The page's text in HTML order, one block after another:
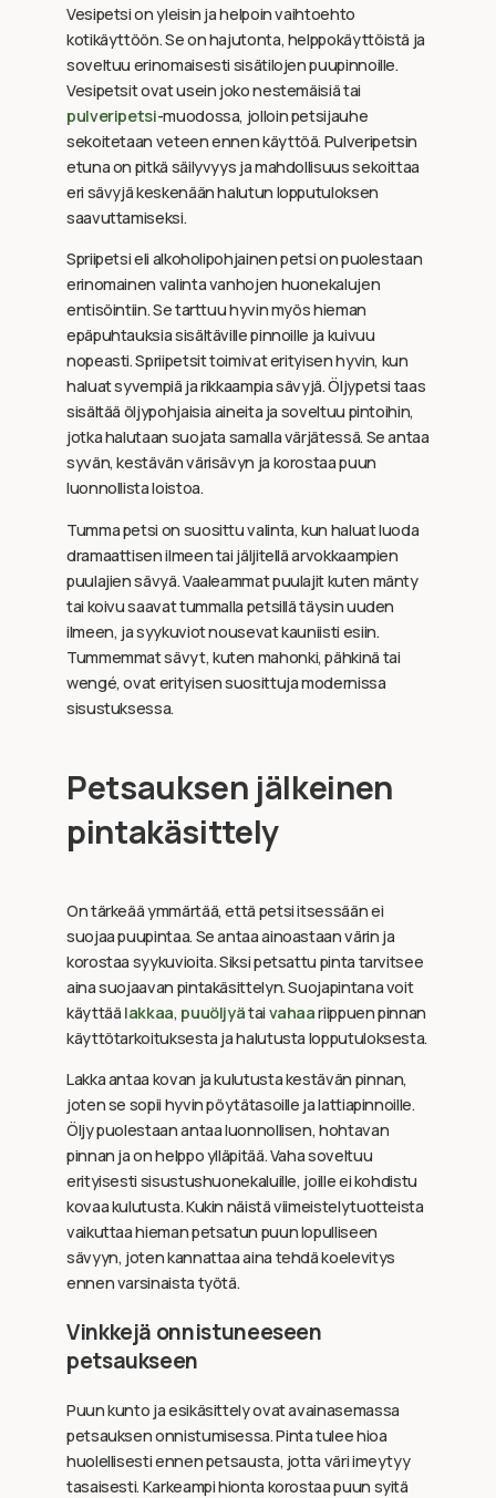
Vesipetsi on yleisin ja helpoin vaihtoehto
kotikäyttöön. Se on hajutonta, helppokäyttöistä ja
soveltuu erinomaisesti sisätilojen puupinnoille.
Vesipetsit ovat usein joko nestemäisiä tai
pulveripetsi-muodossa, jolloin petsijauhe
sekoitetaan veteen ennen käyttöä. Pulveripetsin
etuna on pitkä säilyvyys ja mahdollisuus sekoittaa
eri sävyjä keskenään halutun lopputuloksen
saavuttamiseksi.
Spriipetsi eli alkoholipohjainen petsi on puolestaan
erinomainen valinta vanhojen huonekalujen
entisöintiin. Se tarttuu hyvin myös hieman
epäpuhtauksia sisältäville pinnoille ja kuivuu
nopeasti. Spriipetsit toimivat erityisen hyvin, kun
haluat syvempiä ja rikkaampia sävyjä. Öljypetsi taas
sisältää öljypohjaisia aineita ja soveltuu pintoihin,
jotka halutaan suojata samalla värjätessä. Se antaa
syvän, kestävän värisävyn ja korostaa puun
luonnollista loistoa.
Tumma petsi on suosittu valinta, kun haluat luoda
dramaattisen ilmeen tai jäljitellä arvokkaampien
puulajien sävyä. Vaaleammat puulajit kuten mänty
tai koivu saavat tummalla petsillä täysin uuden
ilmeen, ja syykuviot nousevat kauniisti esiin.
Tummemmat sävyt, kuten mahonki, pähkinä tai
wengé, ovat erityisen suosittuja modernissa
sisustuksessa.
Petsauksen jälkeinen
pintakäsittely
On tärkeää ymmärtää, että petsi itsessään ei
suojaa puupintaa. Se antaa ainoastaan värin ja
korostaa syykuvioita. Siksi petsattu pinta tarvitsee
aina suojaavan pintakäsittelyn. Suojapintana voit
käyttää lakkaa, puuöljyätai vahaariippuen pinnan
käyttötarkoituksesta ja halutusta lopputuloksesta.
Lakka antaa kovan ja kulutusta kestävän pinnan,
joten se sopii hyvin pöytätasoille ja lattiapinnoille.
Öljy puolestaan antaa luonnollisen, hohtavan
pinnan ja on helppo ylläpitää. Vaha soveltuu
erityisesti sisustushuonekaluille, joille ei kohdistu
kovaa kulutusta. Kukin näistä viimeistelytuotteista
vaikuttaa hieman petsatun puun lopulliseen
sävyyn, joten kannattaa aina tehdä koelevitys
ennen varsinaista työtä.
Vinkkejä onnistuneeseen
petsaukseen
Puun kunto ja esikäsittely ovat avainasemassa
petsauksen onnistumisessa. Pinta tulee hioa
huolellisesti ennen petsausta, jotta väri imeytyy
tasaisesti. Karkeampi hionta korostaa puun syitä